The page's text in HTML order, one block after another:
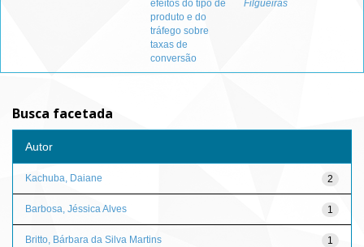
efeitos do tipo de
produto e do
tráfego sobre
taxas de
conversão
Filgueiras
Busca facetada
Autor
2
Kachuba, Daiane
1
Barbosa, Jéssica Alves
1
Britto, Bárbara da Silva Martins